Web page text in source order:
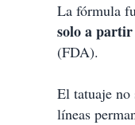
La fórmula
solo a partir
(FDA).
El tatuaje no
líneas